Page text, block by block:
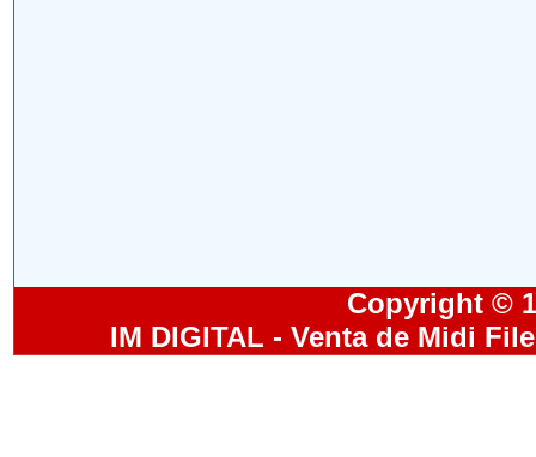
Copyright ©
IM DIGITAL - Venta de Midi